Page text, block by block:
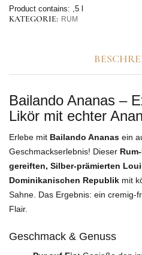
Product contains: ,5
KATEGORIE: RUM
Bailando Ananas –
Likör mit echter
Erlebe mit Bailando Ananas ein
Geschmackserlebnis! Dieser
gereiften, Silber-prämierten
Dominikanischen Republik mit
Sahne. Das Ergebnis: ein cremig-
Flair.
Geschmack & Genuss